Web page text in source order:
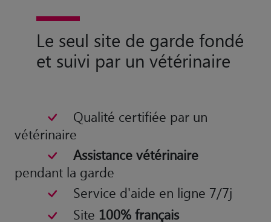
Le seul site de garde fondé
et suivi par un vétérinaire
Qualité certifiée par un
vétérinaire
Assistance vétérinaire
pendant la garde
Service d'aide en ligne 7/7j
Site 100% français